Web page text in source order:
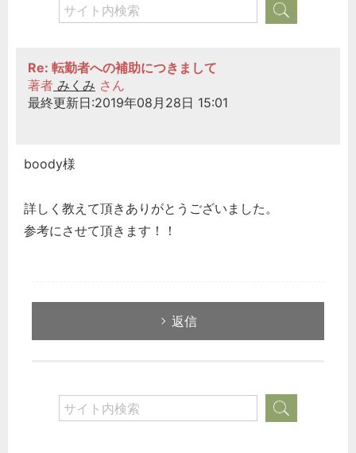
Re: 転勤者への補助につきまして
著者 みくみ さん
最終更新日:2019年08月28日 15:01
boody様
詳しく教えて頂きありがとうございました。
参考にさせて頂きます！！
返信